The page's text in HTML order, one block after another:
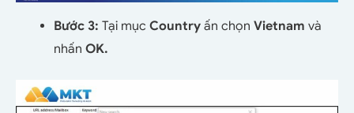
Bước 3: Tại mục Country ấn chọn Vietnam và
nhấn OK.